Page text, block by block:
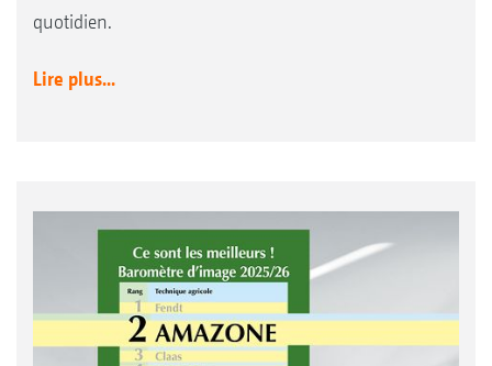
quotidien.
Lire plus...